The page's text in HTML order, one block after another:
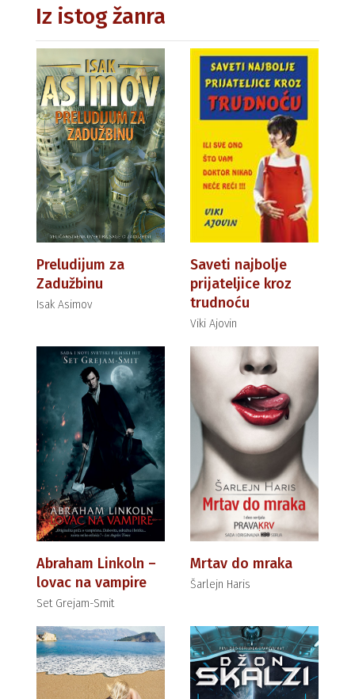
Iz istog žanra
Preludijum za
Zadužbinu
Isak Asimov
Saveti najbolje
prijateljice kroz
trudnoću
Viki Ajovin
Abraham Linkoln –
lovac na vampire
Set Grejam-Smit
Mrtav do mraka
Šarlejn Haris